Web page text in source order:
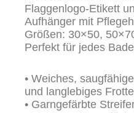
Flaggenlogo-Etikett
Aufhänger mit
Größen: 30×50,
Perfekt für jedes
• Weiches,
und langlebiges
• Garngefärbte